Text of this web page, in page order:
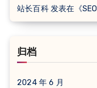
站长百科发表在《
归档
2024 年 6 月